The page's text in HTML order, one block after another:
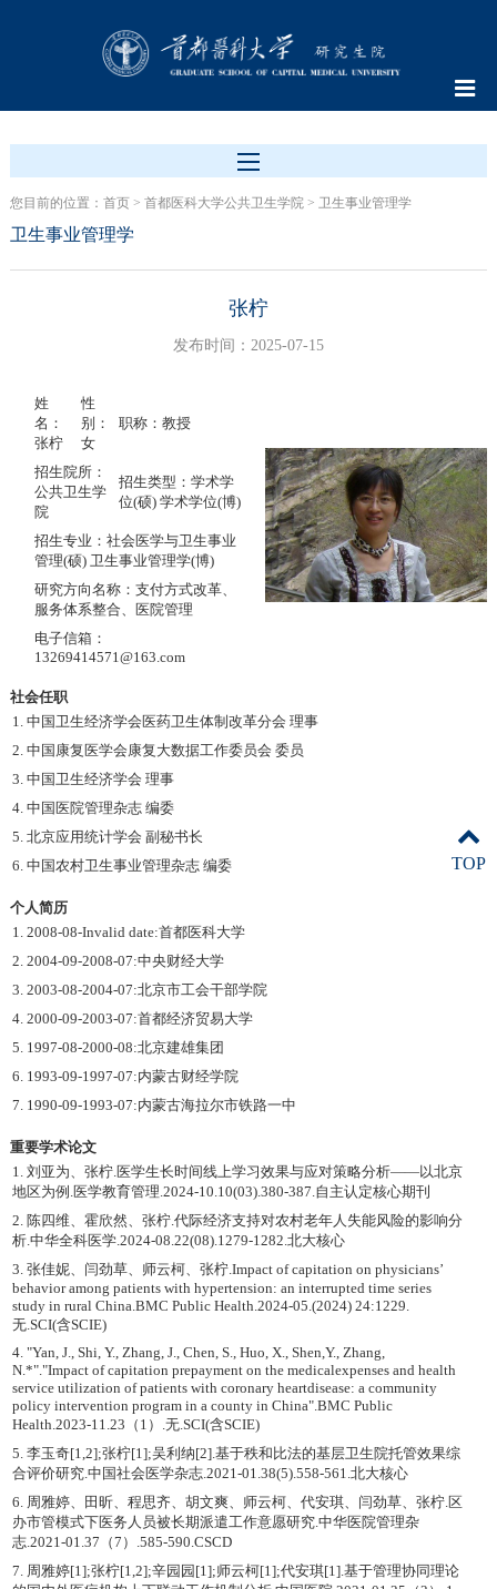
您目前的位置： 首页> 首都医科大学公共卫生学院> 卫生事业管理学
卫生事业管理学
张柠
发布时间：2025-07-15
姓
名：
张柠
性
别：
女
职称：教授
招生院所：
公共卫生学
院
招生类型：学术学
位(硕) 学术学位(博)
招生专业：社会医学与卫生事业
管理(硕) 卫生事业管理学(博)
研究方向名称：支付方式改革、
服务体系整合、医院管理
电子信箱：
13269414571@163.com
社会任职
1. 中国卫生经济学会医药卫生体制改革分会 理事
2. 中国康复医学会康复大数据工作委员会 委员
3. 中国卫生经济学会 理事
4. 中国医院管理杂志 编委
5. 北京应用统计学会 副秘书长
6. 中国农村卫生事业管理杂志 编委
个人简历
1. 2008-08-Invalid date:首都医科大学
2. 2004-09-2008-07:中央财经大学
3. 2003-08-2004-07:北京市工会干部学院
4. 2000-09-2003-07:首都经济贸易大学
5. 1997-08-2000-08:北京建雄集团
6. 1993-09-1997-07:内蒙古财经学院
7. 1990-09-1993-07:内蒙古海拉尔市铁路一中
重要学术论文
1. 刘亚为、张柠.医学生长时间线上学习效果与应对策略分析——以北京
地区为例.医学教育管理.2024-10.10(03).380-387.自主认定核心期刊
2. 陈四维、霍欣然、张柠.代际经济支持对农村老年人失能风险的影响分
析.中华全科医学.2024-08.22(08).1279-1282.北大核心
3. 张佳妮、闫劲草、师云柯、张柠.Impact of capitation on physicians’
behavior among patients with hypertension: an interrupted time series
study in rural China.BMC Public Health.2024-05.(2024) 24:1229.
无.SCI(含SCIE)
4. "Yan, J., Shi, Y., Zhang, J., Chen, S., Huo, X., Shen,Y., Zhang,
N.*"."Impact of capitation prepayment on the medicalexpenses and health
service utilization of patients with coronary heartdisease: a community
policy intervention program in a county in China".BMC Public
Health.2023-11.23（1）.无.SCI(含SCIE)
5. 李玉奇[1,2];张柠[1];吴利纳[2].基于秩和比法的基层卫生院托管效果综
合评价研究.中国社会医学杂志.2021-01.38(5).558-561.北大核心
6. 周雅婷、田昕、程思齐、胡文爽、师云柯、代安琪、闫劲草、张柠.区
办市管模式下医务人员被长期派遣工作意愿研究.中华医院管理杂
志.2021-01.37（7）.585-590.CSCD
7. 周雅婷[1];张柠[1,2];辛园园[1];师云柯[1];代安琪[1].基于管理协同理论
TOP